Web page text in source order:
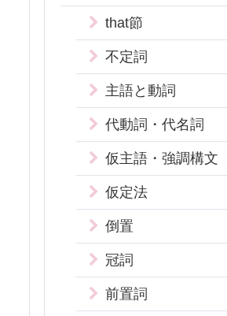
that節
不定詞
主語と動詞
代動詞・代名詞
仮主語・強調構文
仮定法
倒置
冠詞
前置詞